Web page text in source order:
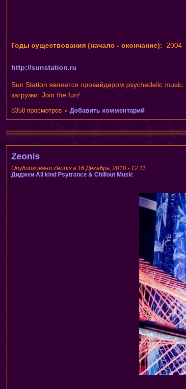
Годы существования (начало - окончание): 2004
http://sunstation.ru
Sun Station является провайдером psychedelic
загрузки. Join the fun!
»Добавить комментарий
8358 просмотров
Zeonis
Опубликовано Zeonis в 16 Декабрь, 2010 - 12:11
Диджеи All kind Psytrance & Chillout Music